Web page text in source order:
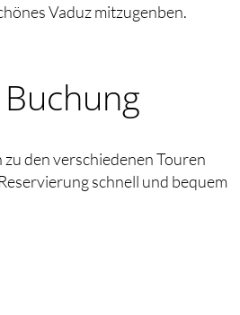
Vaduz mitzugenben.
zu den verschiedenen Touren
schnell und bequem